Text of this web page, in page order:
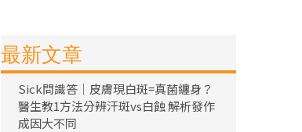
最新文章
Sick問識答｜皮膚現白斑=真菌纏身？
醫生教1方法分辨汗斑vs白蝕 解析發作
成因大不同